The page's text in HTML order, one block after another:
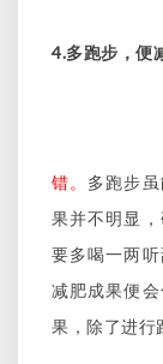
4.多跑步，便
错。 多跑步
果并不明显
要多喝一两
减肥成果便
果，除了进行